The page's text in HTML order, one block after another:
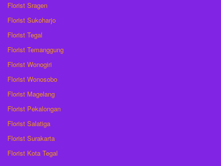
Florist Sragen
Florist Sukoharjo
Florist Tegal
Florist Temanggung
Florist Wonogiri
Florist Wonosobo
Florist Magelang
Florist Pekalongan
Florist Salatiga
Florist Surakarta
Florist Kota Tegal